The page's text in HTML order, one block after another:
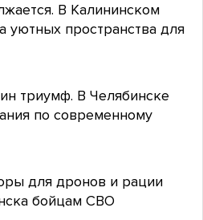
В Калининском
уютных пространства для
триумф. В Челябинске
по современному
для дронов и рации
бойцам СВО